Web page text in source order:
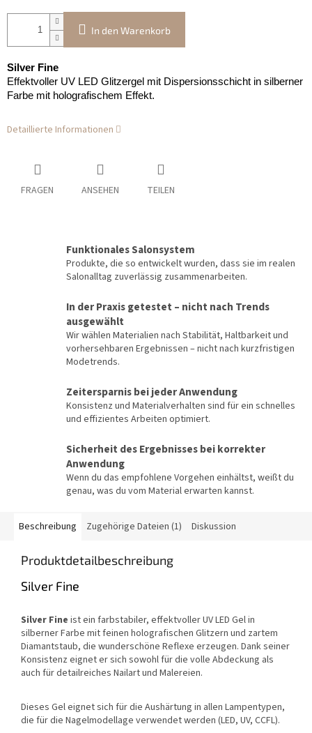
In den Warenkorb
Silver Fine
Effektvoller UV LED Glitzergel mit Dispersionsschicht in silberner
Farbe mit holografischem Effekt.
Detaillierte Informationen
FRAGEN ANSEHEN TEILEN
Funktionales Salonsystem
Produkte, die so entwickelt wurden, dass sie im realen
Salonalltag zuverlässig zusammenarbeiten.
In der Praxis getestet – nicht nach Trends
ausgewählt
Wir wählen Materialien nach Stabilität, Haltbarkeit und
vorhersehbaren Ergebnissen – nicht nach kurzfristigen
Modetrends.
Zeitersparnis bei jeder Anwendung
Konsistenz und Materialverhalten sind für ein schnelles
und effizientes Arbeiten optimiert.
Sicherheit des Ergebnisses bei korrekter
Anwendung
Wenn du das empfohlene Vorgehen einhältst, weißt du
genau, was du vom Material erwarten kannst.
Beschreibung Zugehörige Dateien (1) Diskussion
Produktdetailbeschreibung
Silver Fine
Silver Fine ist ein farbstabiler, effektvoller UV LED Gel in
silberner Farbe mit feinen holografischen Glitzern und zartem
Diamantstaub, die wunderschöne Reflexe erzeugen. Dank seiner
Konsistenz eignet er sich sowohl für die volle Abdeckung als
auch für detailreiches Nailart und Malereien.
Dieses Gel eignet sich für die Aushärtung in allen Lampentypen,
die für die Nagelmodellage verwendet werden (LED, UV, CCFL).